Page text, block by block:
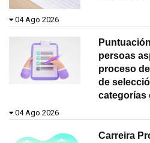
04 Ago 2026
persoas
proceso
de
categorías
04 Ago 2026
Carreira